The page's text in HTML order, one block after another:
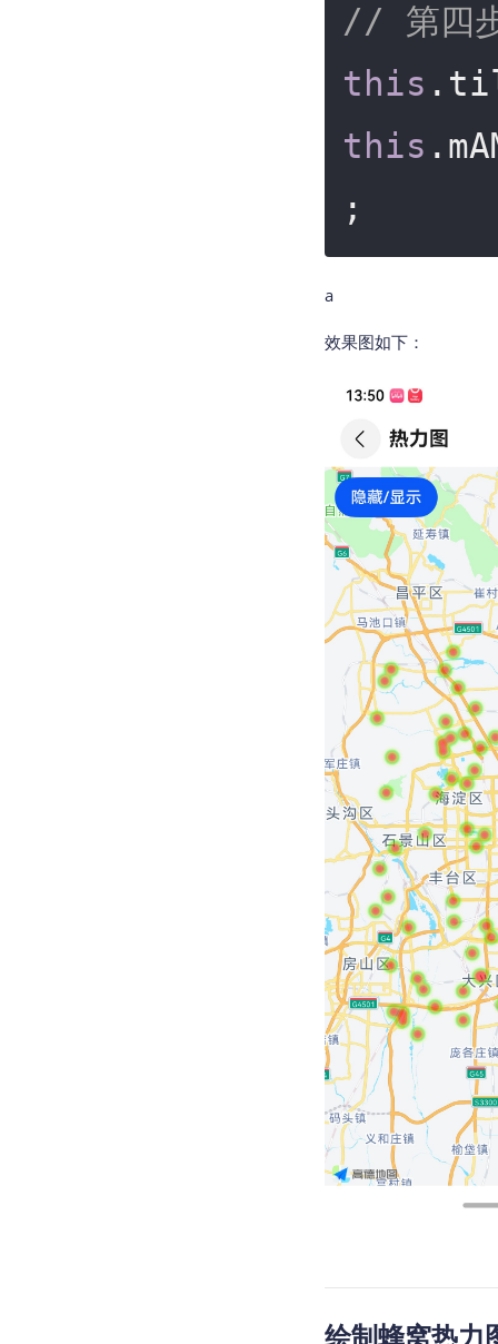
// 第四
this
this
a
效果图如下：
绘制蜂窝热力